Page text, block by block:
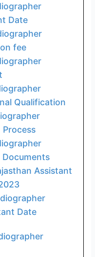
Date
fee
Qualification
Documents
Assistant
Date